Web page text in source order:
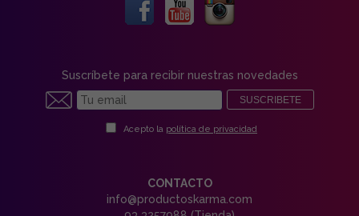
Suscríbete para recibir nuestras novedades
SUSCRIBETE
Acepto la política de privacidad
CONTACTO
info@productoskarma.com